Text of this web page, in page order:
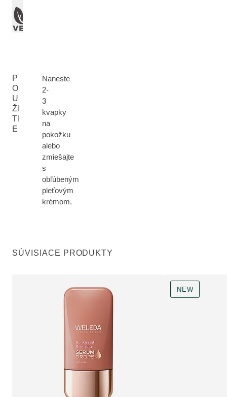
P
O
U
ŽI
TI
E
Naneste
2-
3
kvapky
na
pokožku
alebo
zmiešajte
s
obľúbeným
pleťovým
krémom.
SÚVISIACE PRODUKTY
NEW